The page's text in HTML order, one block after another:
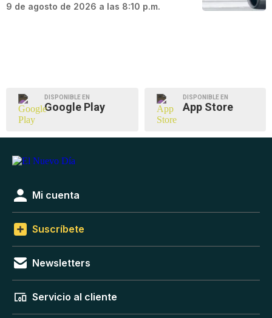
9 de agosto de 2026 a las 8:10 p.m.
DISPONIBLE EN
Google Play
DISPONIBLE EN
App Store
Mi cuenta
Suscríbete
Newsletters
Servicio al cliente